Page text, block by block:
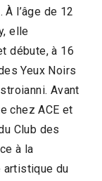
l’âge de 12
elle
débute, à 16
Yeux Noirs
Avant
chez ACE et
Club des
à la
artistique du